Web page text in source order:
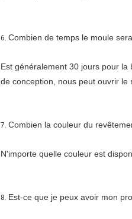
6. Combien de temps le moule
Est généralement 30 jours pour
de conception, nous peut ouvrir le
7. Combien la couleur du
N'importe quelle couleur est
8. Est-ce que je peux avoir mon